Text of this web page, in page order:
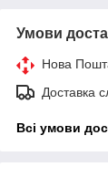
Умови
Нова
Доставка
Всі умови